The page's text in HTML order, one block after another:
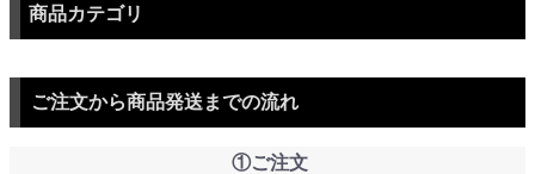
商品カテゴリ
ご注文から商品発送までの流れ
①ご注文